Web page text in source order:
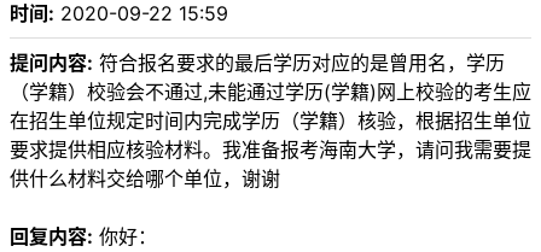
时间: 2020-09-22 15:59
提问内容: 符合报名要求的最后学历对应的是曾用名，学历
（学籍）校验会不通过,未能通过学历(学籍)网上校验的考生应
在招生单位规定时间内完成学历（学籍）核验，根据招生单位
要求提供相应核验材料。我准备报考海南大学，请问我需要提
供什么材料交给哪个单位，谢谢
回复内容: 你好：